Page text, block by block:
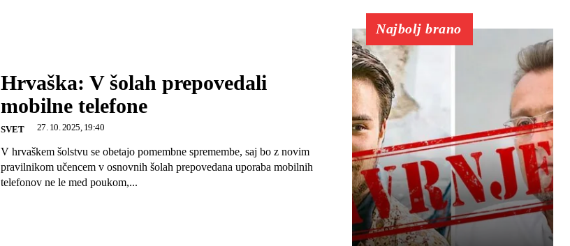
Hrvaška: V šolah prepovedali
mobilne telefone
SVET 27. 10. 2025, 19:40
V hrvaškem šolstvu se obetajo pomembne spremembe, saj bo z novim
pravilnikom učencem v osnovnih šolah prepovedana uporaba mobilnih
telefonov ne le med poukom,...
Najbolj brano